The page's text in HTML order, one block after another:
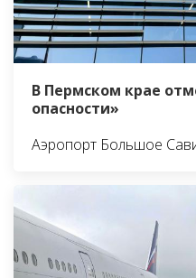
В Пермском крае
опасности»
Аэропорт Большое